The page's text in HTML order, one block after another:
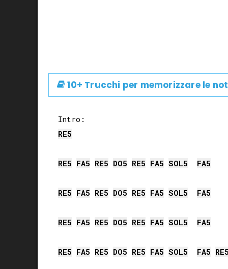
10+ Trucchi per memorizzare le
RE5
RE5 FA5 RE5 DO5 RE5 FA5 SOL5 FA5
RE5 FA5 RE5 DO5 RE5 FA5 SOL5 FA5
RE5 FA5 RE5 DO5 RE5 FA5 SOL5 FA5
RE5 FA5 RE5 DO5 RE5 FA5 SOL5 FA5 RE